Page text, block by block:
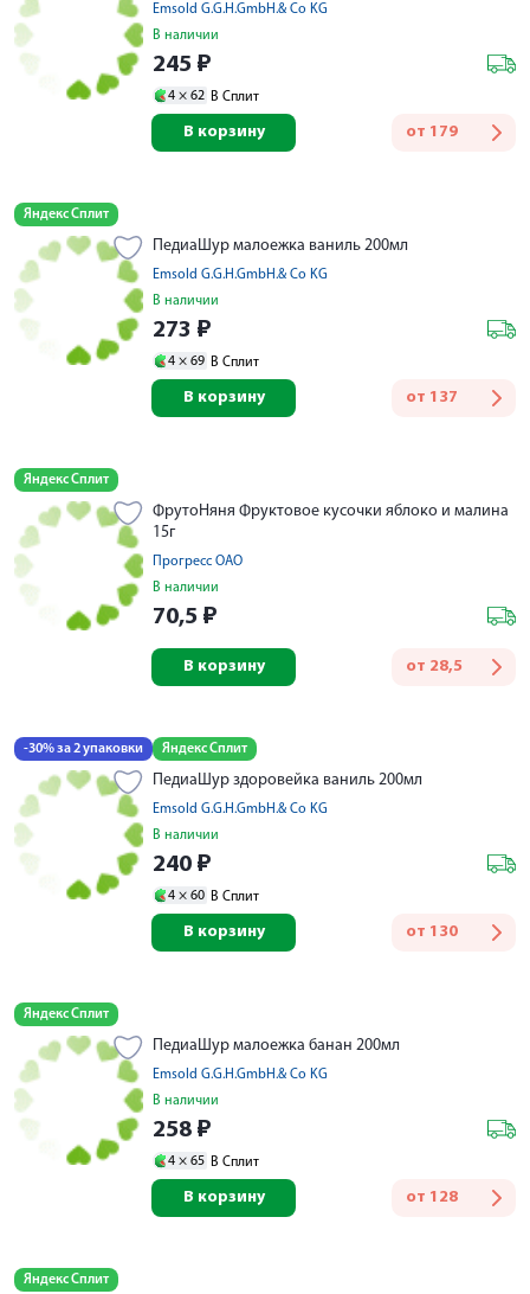
Emsold G.G.H.GmbH.& Co KG
В наличии
245 ₽
4 × 62 В Сплит
от 179
В корзину
Яндекс Сплит
ПедиаШур малоежка ваниль 200мл
Emsold G.G.H.GmbH.& Co KG
В наличии
273 ₽
4 × 69 В Сплит
от 137
В корзину
Яндекс Сплит
ФрутоНяня Фруктовое кусочки яблоко и малина
15г
Прогресс ОАО
В наличии
70,5 ₽
от 28,5
В корзину
-30% за 2 упаковки Яндекс Сплит
ПедиаШур здоровейка ваниль 200мл
Emsold G.G.H.GmbH.& Co KG
В наличии
240 ₽
4 × 60 В Сплит
от 130
В корзину
Яндекс Сплит
ПедиаШур малоежка банан 200мл
Emsold G.G.H.GmbH.& Co KG
В наличии
258 ₽
4 × 65 В Сплит
от 128
В корзину
Яндекс Сплит